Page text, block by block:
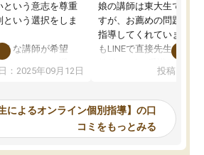
という意志を尊重
いう選択をしま
うな講師が希望
帯するかなど選ぶ
の講師で良いか
る事ができま
：2025年09月12日
娘の講師は東大生では無
すが、お薦めの問題集や
指導してくれています。
もLINEで直接先生に質問
めれるので、個人に合
いなのがあり(有料)、受
ことをどんなスケジュー
くか相談したのですが、
ち期待したものではなく
投稿日：
によるオンライン個別指導】の口
コミをもっとみる